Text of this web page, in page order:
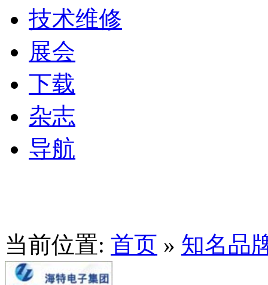
技术维修
展会
下载
杂志
导航
当前位置: 首页 » 知名品